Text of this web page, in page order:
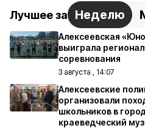
Лучшее за Неделю
Алексеевская
выиграла
соревнования
3 августа , 14:07
Алексеевские
организовали
школьников в
краеведческий